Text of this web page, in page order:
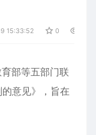
15:33:52 0
部等五部门联
意见》，旨在